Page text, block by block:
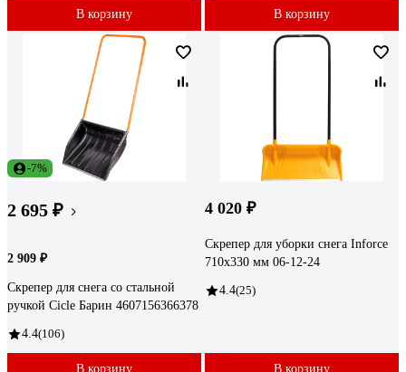
В корзину В корзину
-7%
2 695 ₽
2 909 ₽
Скрепер для снега со стальной
ручкой Cicle Барин 4607156366378
4.4(106)
В корзину
4 020 ₽
Скрепер для уборки снега Inforce
710х330 мм 06-12-24
4.4(25)
В корзину